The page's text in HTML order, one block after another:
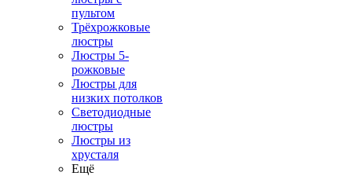
пультом
Трёхрожковые
люстры
Люстры 5-
рожковые
Люстры для
низких потолков
Cветодиодные
люстры
Люстры из
хрусталя
Ещё